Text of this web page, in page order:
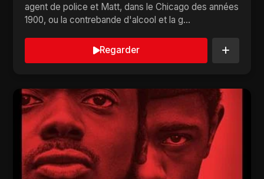
agent de police et Matt, dans le Chicago des années
1900, ou la contrebande d'alcool et la g...
Regarder